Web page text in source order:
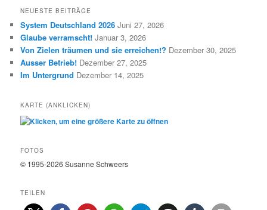
r
e
n
H
I
V
E
NEUESTE BEITRÄGE
System Deutschland 2026 Juni 27, 2026
Glaube verramscht! Januar 3, 2026
Von Zielen träumen und sie erreichen!? Dezember 30, 2025
Ausser Betrieb! Dezember 27, 2025
Im Untergrund Dezember 14, 2025
KARTE (ANKLICKEN)
FOTOS
© 1995-2026 Susanne Schweers
TEILEN